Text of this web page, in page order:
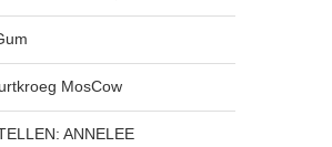
MosCow
ANNELEE